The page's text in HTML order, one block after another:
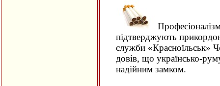
підтверджують
служби «Красноїльськ»
довів, що українсько-
надійним замком.